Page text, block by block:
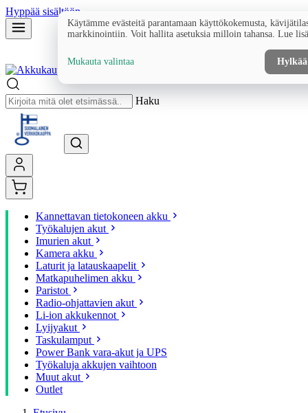
Hyppää sisältöön
Haku
Kannettavan tietokoneen akku
Työkalujen akut
Imurien akut
Kamera akku
Laturit ja latauskaapelit
Matkapuhelimen akku
Paristot
Radio-ohjattavien akut
Li-ion akkukennot
Lyijyakut
Taskulamput
Power Bank vara-akut ja UPS
Työkaluja akkujen vaihtoon
Muut akut
Outlet
Käytämme evästeitä parantamaan käyttökokemusta,
markkinointiin. Voit hallita asetuksia milloin tahansa. Lue
Mukauta valintaa Hylkää